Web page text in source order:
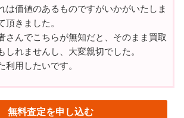
は価値のあるものですがいかがいたしま
頂きました。
さんでこちらが無知だと、そのまま買取
しれませんし、大変親切でした。
利用したいです。
無料査定を申し込む